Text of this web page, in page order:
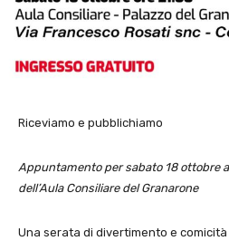
Riceviamo e pubblichiamo
Appuntamento per sabato 18 ottobre
dell’Aula Consiliare del Granarone
Una serata di divertimento e